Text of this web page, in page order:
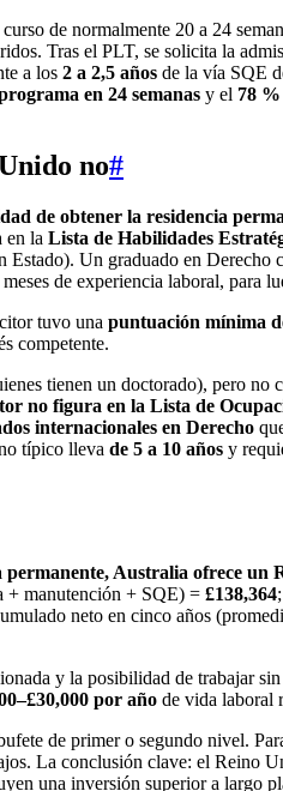
de normalmente 20 a 24
Tras el PLT, se solicita la
a los 2 a 2,5 años de la vía SQE
en 24 semanas y el 78
no#
de obtener la residencia
la Lista de Habilidades
Estado). Un graduado en Derecho
de experiencia laboral, para
tuvo una puntuación mínima
competente.
tienen un doctorado), pero no
no figura en la Lista de
internacionales en Derecho
típico lleva de 5 a 10 años y
Australia ofrece un
+ manutención + SQE) = £138,364
neto en cinco años
y la posibilidad de trabajar
por año de vida laboral
de primer o segundo nivel.
La conclusión clave: el Reino
una inversión superior a largo